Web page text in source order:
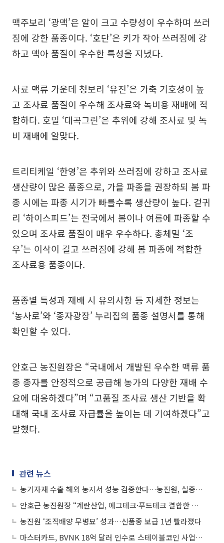
맥주보리 ‘광맥’은 알이 크고 수량성이 우수하며 쓰러
짐에 강한 품종이다. ‘호단’은 키가 작아 쓰러짐에 강
하고 맥아 품질이 우수한 특성을 지녔다.
사료 맥류 가운데 청보리 ‘유진’은 가축 기호성이 높
고 조사료 품질이 우수해 조사료와 녹비용 재배에 적
합하다. 호밀 ‘대곡그린’은 추위에 강해 조사료 및 녹
비 재배에 알맞다.
트리티케일 ‘한영’은 추위와 쓰러짐에 강하고 조사료
생산량이 많은 품종으로, 가을 파종을 권장하되 봄 파
종 시에는 파종 시기가 빠를수록 생산량이 높다. 겉귀
리 ‘하이스피드’는 전국에서 봄이나 여름에 파종할 수
있으며 조사료 품질이 매우 우수하다. 총체밀 ‘조
우’는 이삭이 길고 쓰러짐에 강해 봄 파종에 적합한
조사료용 품종이다.
품종별 특성과 재배 시 유의사항 등 자세한 정보는
‘농사로’와 ‘종자광장’ 누리집의 품종 설명서를 통해
확인할 수 있다.
안호근 농진원장은 “국내에서 개발된 우수한 맥류 품
종 종자를 안정적으로 공급해 농가의 다양한 재배 수
요에 대응하겠다”며 “고품질 조사료 생산 기반을 확
대해 국내 조사료 자급률을 높이는 데 기여하겠다”고
말했다.
관련 뉴스
농기자재 수출 해외 농지서 성능 검증한다…농진원, 실증 참여기업 모집
안호근 농진원장 “계란산업, 에그테크·푸드테크 결합한 혁신의 상징”
농진원 ‘조직배양 무병묘’ 성과…신품종 보급 1년 빨라졌다
마스터카드, BVNK 18억 달러 인수로 스테이블코인 사업 본격 확장